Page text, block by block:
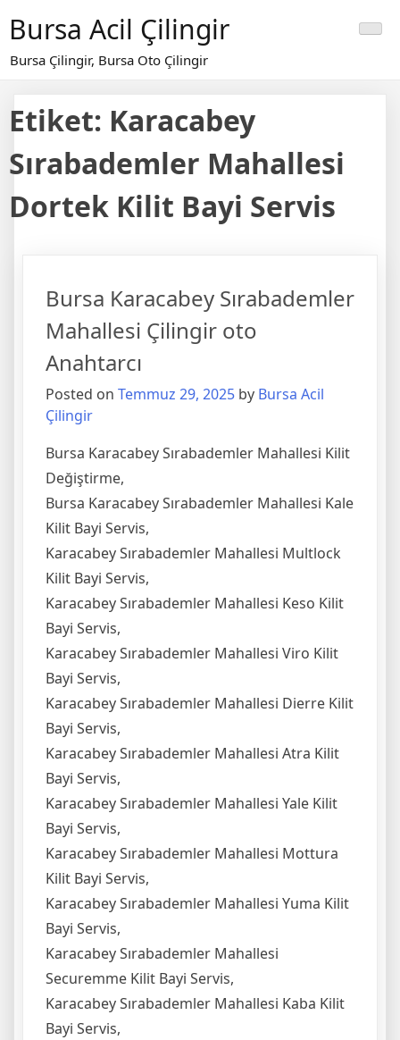
content
Bursa Acil Çilingir
Bursa Çilingir, Bursa Oto Çilingir
Etiket: Karacabey
Sırabademler Mahallesi
Dortek Kilit Bayi Servis
Bursa Karacabey Sırabademler
Mahallesi Çilingir oto
Anahtarcı
Posted on Temmuz 29, 2025 by Bursa Acil
Çilingir
Bursa Karacabey Sırabademler Mahallesi Kilit
Değiştirme,
Bursa Karacabey Sırabademler Mahallesi Kale
Kilit Bayi Servis,
Karacabey Sırabademler Mahallesi Multlock
Kilit Bayi Servis,
Karacabey Sırabademler Mahallesi Keso Kilit
Bayi Servis,
Karacabey Sırabademler Mahallesi Viro Kilit
Bayi Servis,
Karacabey Sırabademler Mahallesi Dierre Kilit
Bayi Servis,
Karacabey Sırabademler Mahallesi Atra Kilit
Bayi Servis,
Karacabey Sırabademler Mahallesi Yale Kilit
Bayi Servis,
Karacabey Sırabademler Mahallesi Mottura
Kilit Bayi Servis,
Karacabey Sırabademler Mahallesi Yuma Kilit
Bayi Servis,
Karacabey Sırabademler Mahallesi
Securemme Kilit Bayi Servis,
Karacabey Sırabademler Mahallesi Kaba Kilit
Bayi Servis,